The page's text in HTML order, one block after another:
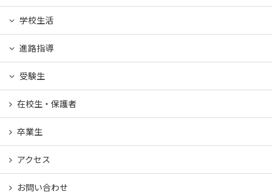
学校生活
進路指導
受験生
在校生・保護者
卒業生
アクセス
お問い合わせ